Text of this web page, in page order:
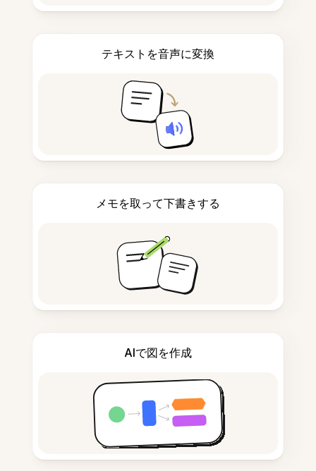
テキストを音声に変換
メモを取って下書きする
AIで図を作成